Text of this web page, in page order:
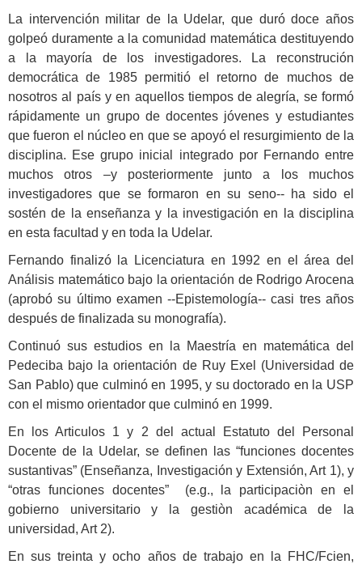
La intervención militar de la Udelar, que duró doce años
golpeó duramente a la comunidad matemática destituyendo
a la mayoría de los investigadores. La reconstrución
democrática de 1985 permitió el retorno de muchos de
nosotros al país y en aquellos tiempos de alegría, se formó
rápidamente un grupo de docentes jóvenes y estudiantes
que fueron el núcleo en que se apoyó el resurgimiento de la
disciplina. Ese grupo inicial integrado por Fernando entre
muchos otros –y posteriormente junto a los muchos
investigadores que se formaron en su seno-- ha sido el
sostén de la enseñanza y la investigación en la disciplina
en esta facultad y en toda la Udelar.
Fernando finalizó la Licenciatura en 1992 en el área del
Análisis matemático bajo la orientación de Rodrigo Arocena
(aprobó su último examen --Epistemología-- casi tres años
después de finalizada su monografía).
Continuó sus estudios en la Maestría en matemática del
Pedeciba bajo la orientación de Ruy Exel (Universidad de
San Pablo) que culminó en 1995, y su doctorado en la USP
con el mismo orientador que culminó en 1999.
En los Articulos 1 y 2 del actual Estatuto del Personal
Docente de la Udelar, se definen las “funciones docentes
sustantivas” (Enseñanza, Investigación y Extensión, Art 1), y
“otras funciones docentes” (e.g., la participaciòn en el
gobierno universitario y la gestiòn académica de la
universidad, Art 2).
En sus treinta y ocho años de trabajo en la FHC/Fcien,